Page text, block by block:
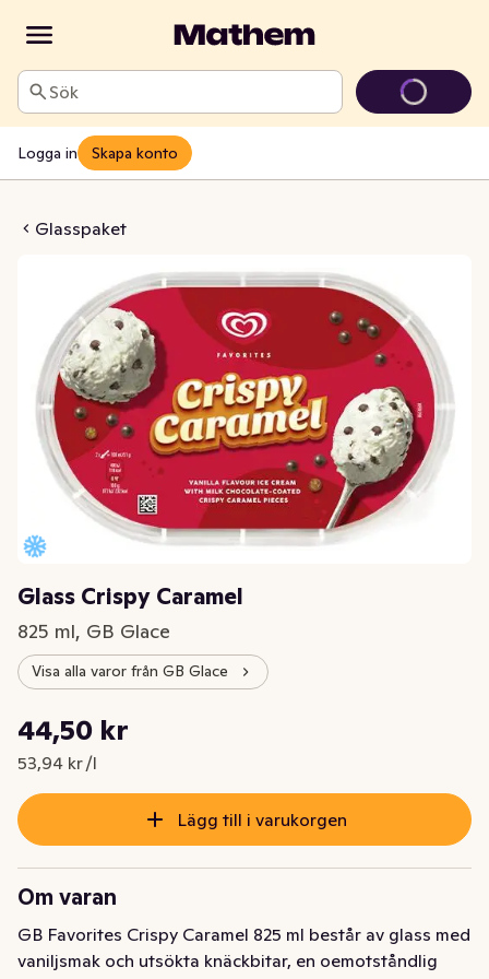
Sök
Logga in Skapa konto
Glasspaket
Caramel
Glass Crispy Caramel
825 ml, GB Glace
Visa alla varor från GB Glace
Nuvarande pris är: 44,50 kr
44,50 kr
53,94 kr /l
Styckpris: 53,94 kr /l
Lägg till i varukorgen
Om varan
GB Favorites Crispy Caramel 825 ml består av glass med
vaniljsmak och utsökta knäckbitar, en oemotståndlig